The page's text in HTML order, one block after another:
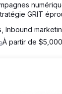
la haute
multiplié
GRIT
Inbound
À partir de $5,000